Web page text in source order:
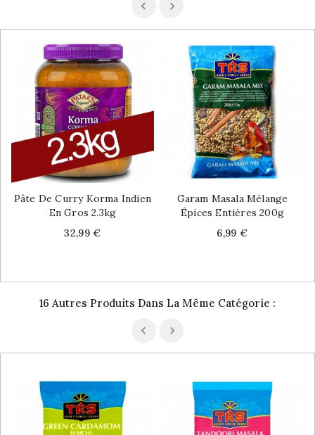
Pâte De Curry Korma Indien
En Gros 2.3kg
Price
32,99 €
Garam Masala Mélange
Épices Entières 200g
Price
6,99 €
16 Autres Produits Dans La Même Catégorie :